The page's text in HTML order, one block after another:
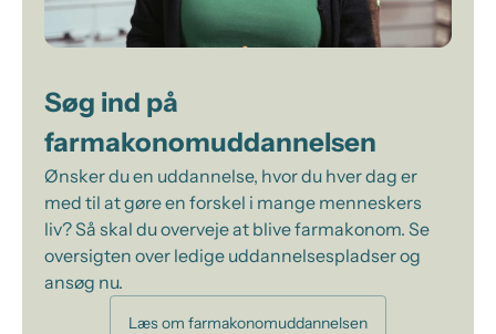
Søg ind på
farmakonomuddannelsen
Ønsker du en uddannelse, hvor du hver dag er
med til at gøre en forskel i mange menneskers
liv? Så skal du overveje at blive farmakonom. Se
oversigten over ledige uddannelsespladser og
ansøg nu.
Læs om farmakonomuddannelsen